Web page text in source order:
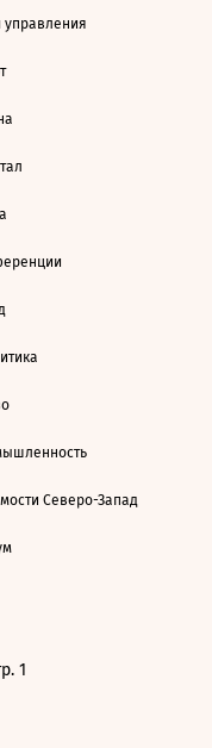
управления
Северо-Запад
1